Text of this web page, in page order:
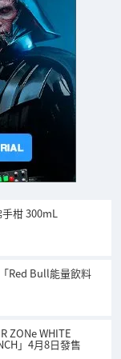
柑 300mL
Red Bull能量飲料
ZONe WHITE
」4月8日發售